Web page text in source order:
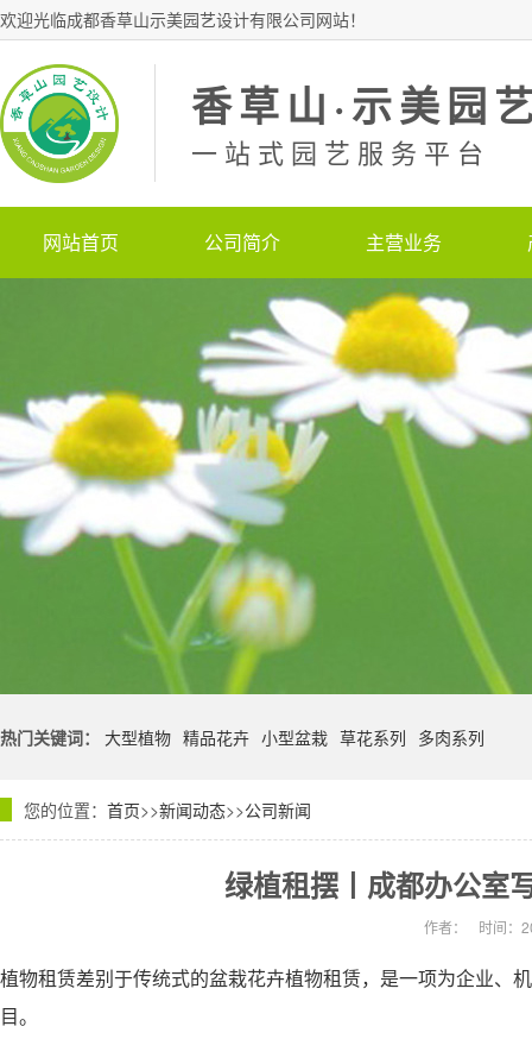
欢迎光临成都香草山示美园艺设计有限公司网站！
香草山·示美园
一站式园艺服务平台
网站首页 公司简介 主营业务
热门关键词： 大型植物 精品花卉 小型盆栽 草花系列 多肉系列
您的位置： 首页>>新闻动态>>公司新闻
绿植租摆丨成都办公室
作者： 时间：
植物租赁差别于传统式的盆栽花卉植物租赁，是一项为企业、
目。